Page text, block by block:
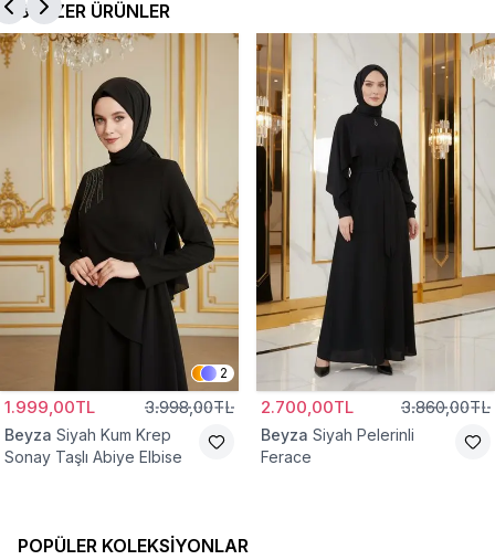
BENZER ÜRÜNLER
2
1.999,00TL 3.998,00TL
Beyza Siyah Kum Krep
Sonay Taşlı Abiye Elbise
2.700,00TL 3.860,00TL
Beyza Siyah Pelerinli
Ferace
POPÜLER KOLEKSIYONLAR